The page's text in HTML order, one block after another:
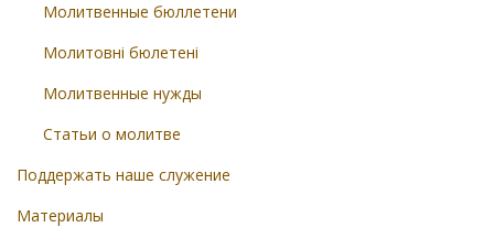
Молитвенные бюллетени
Молитовні бюлетені
Молитвенные нужды
Статьи о молитве
Поддержать наше служение
Материалы